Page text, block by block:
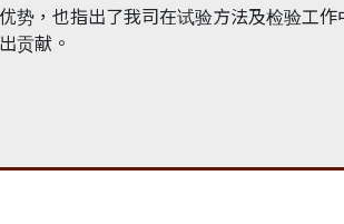
，也指出了我司在试验方法及检验工
贡献。